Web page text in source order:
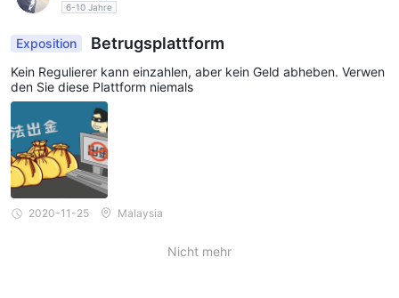
6-10 Jahre
Exposition Betrugsplattform
Kein Regulierer kann einzahlen, aber kein Geld abheben. Verwen
den Sie diese Plattform niemals
2020-11-25 Malaysia
Nicht mehr